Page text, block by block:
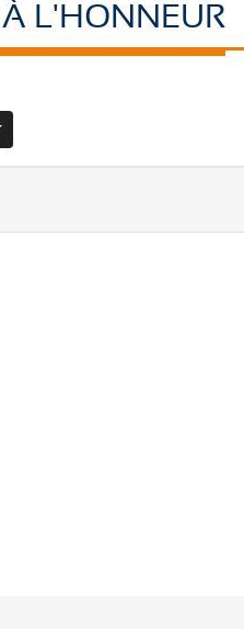
L'HONNEUR